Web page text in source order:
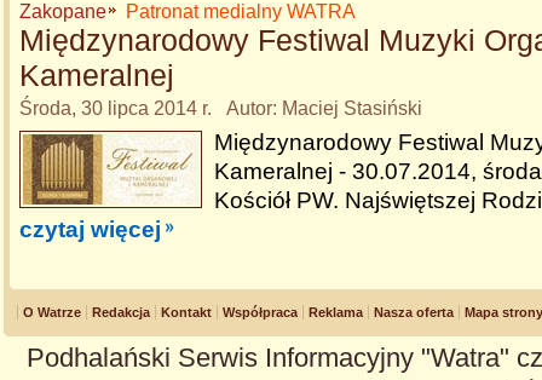
Zakopane Patronat medialny WATRA
Międzynarodowy Festiwal Muzyki
Kameralnej
Środa, 30 lipca 2014 r. Autor: Maciej Stasiński
Międzynarodowy Festiwal
Kameralnej - 30.07.2014,
Kościół PW. Najświętszej
czytaj więcej
O Watrze Redakcja Kontakt Współpraca Reklama Nasza oferta Mapa strony
Podhalański Serwis Informacyjny "Watra"